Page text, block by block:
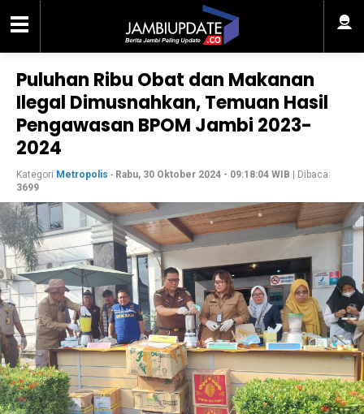
Puluhan Ribu Obat dan Makanan
Ilegal Dimusnahkan, Temuan Hasil
Pengawasan BPOM Jambi 2023-
2024
Kategori Metropolis - Rabu, 30 Oktober 2024 - 09:18:04 WIB | Dibaca:
3699